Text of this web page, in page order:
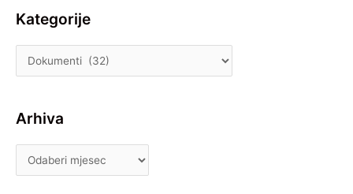
Kategorije
Arhiva